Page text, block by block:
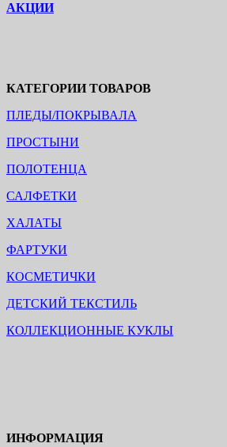
АКЦИИ
КАТЕГОРИИ ТОВАРОВ
ПЛЕДЫ/ПОКРЫВАЛА
ПРОСТЫНИ
ПОЛОТЕНЦА
САЛФЕТКИ
ХАЛАТЫ
ФАРТУКИ
КОСМЕТИЧКИ
ДЕТСКИЙ ТЕКСТИЛЬ
КОЛЛЕКЦИОННЫЕ КУКЛЫ
ИНФОРМАЦИЯ